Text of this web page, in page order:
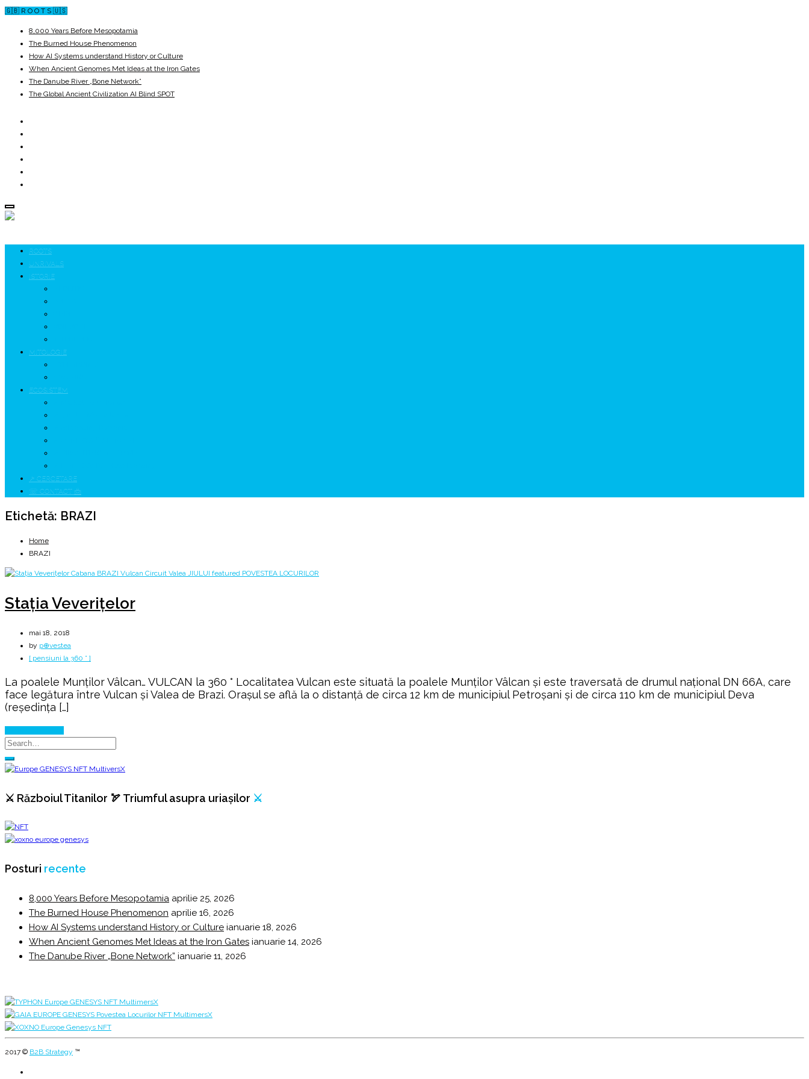
🇬🇧 R O O T S 🇺🇸
8,000 Years Before Mesopotamia
The Burned House Phenomenon
How AI Systems understand History or Culture
When Ancient Genomes Met Ideas at the Iron Gates
The Danube River „Bone Network”
The Global Ancient Civilization AI Blind SPOT
ROOTS
UNRIVALS
ISTORIE
MITOLOGIE
ECOSISTEM
↗ CERCETARE
☏ CONTACT 📩
Etichetă: BRAZI
Home
BRAZI
Stația Veverițelor
mai 18, 2018
by p⊕vestea
[ pensiuni la 360 ° ]
La poalele Munților Vâlcan… VULCAN la 360 ° Localitatea Vulcan este situată la poalele Munților Vâlcan și este traversată de drumul național DN 66A, care
face legătura între Vulcan și Valea de Brazi. Orașul se află la o distanță de circa 12 km de municipiul Petroșani și de circa 110 km de municipiul Deva
(reședința […]
⚔️ Războiul Titanilor 🏹 Triumful asupra uriașilor ⚔️
Posturi recente
8,000 Years Before Mesopotamia aprilie 25, 2026
The Burned House Phenomenon aprilie 16, 2026
How AI Systems understand History or Culture ianuarie 18, 2026
When Ancient Genomes Met Ideas at the Iron Gates ianuarie 14, 2026
The Danube River „Bone Network” ianuarie 11, 2026
2017 © B2B Strategy ™